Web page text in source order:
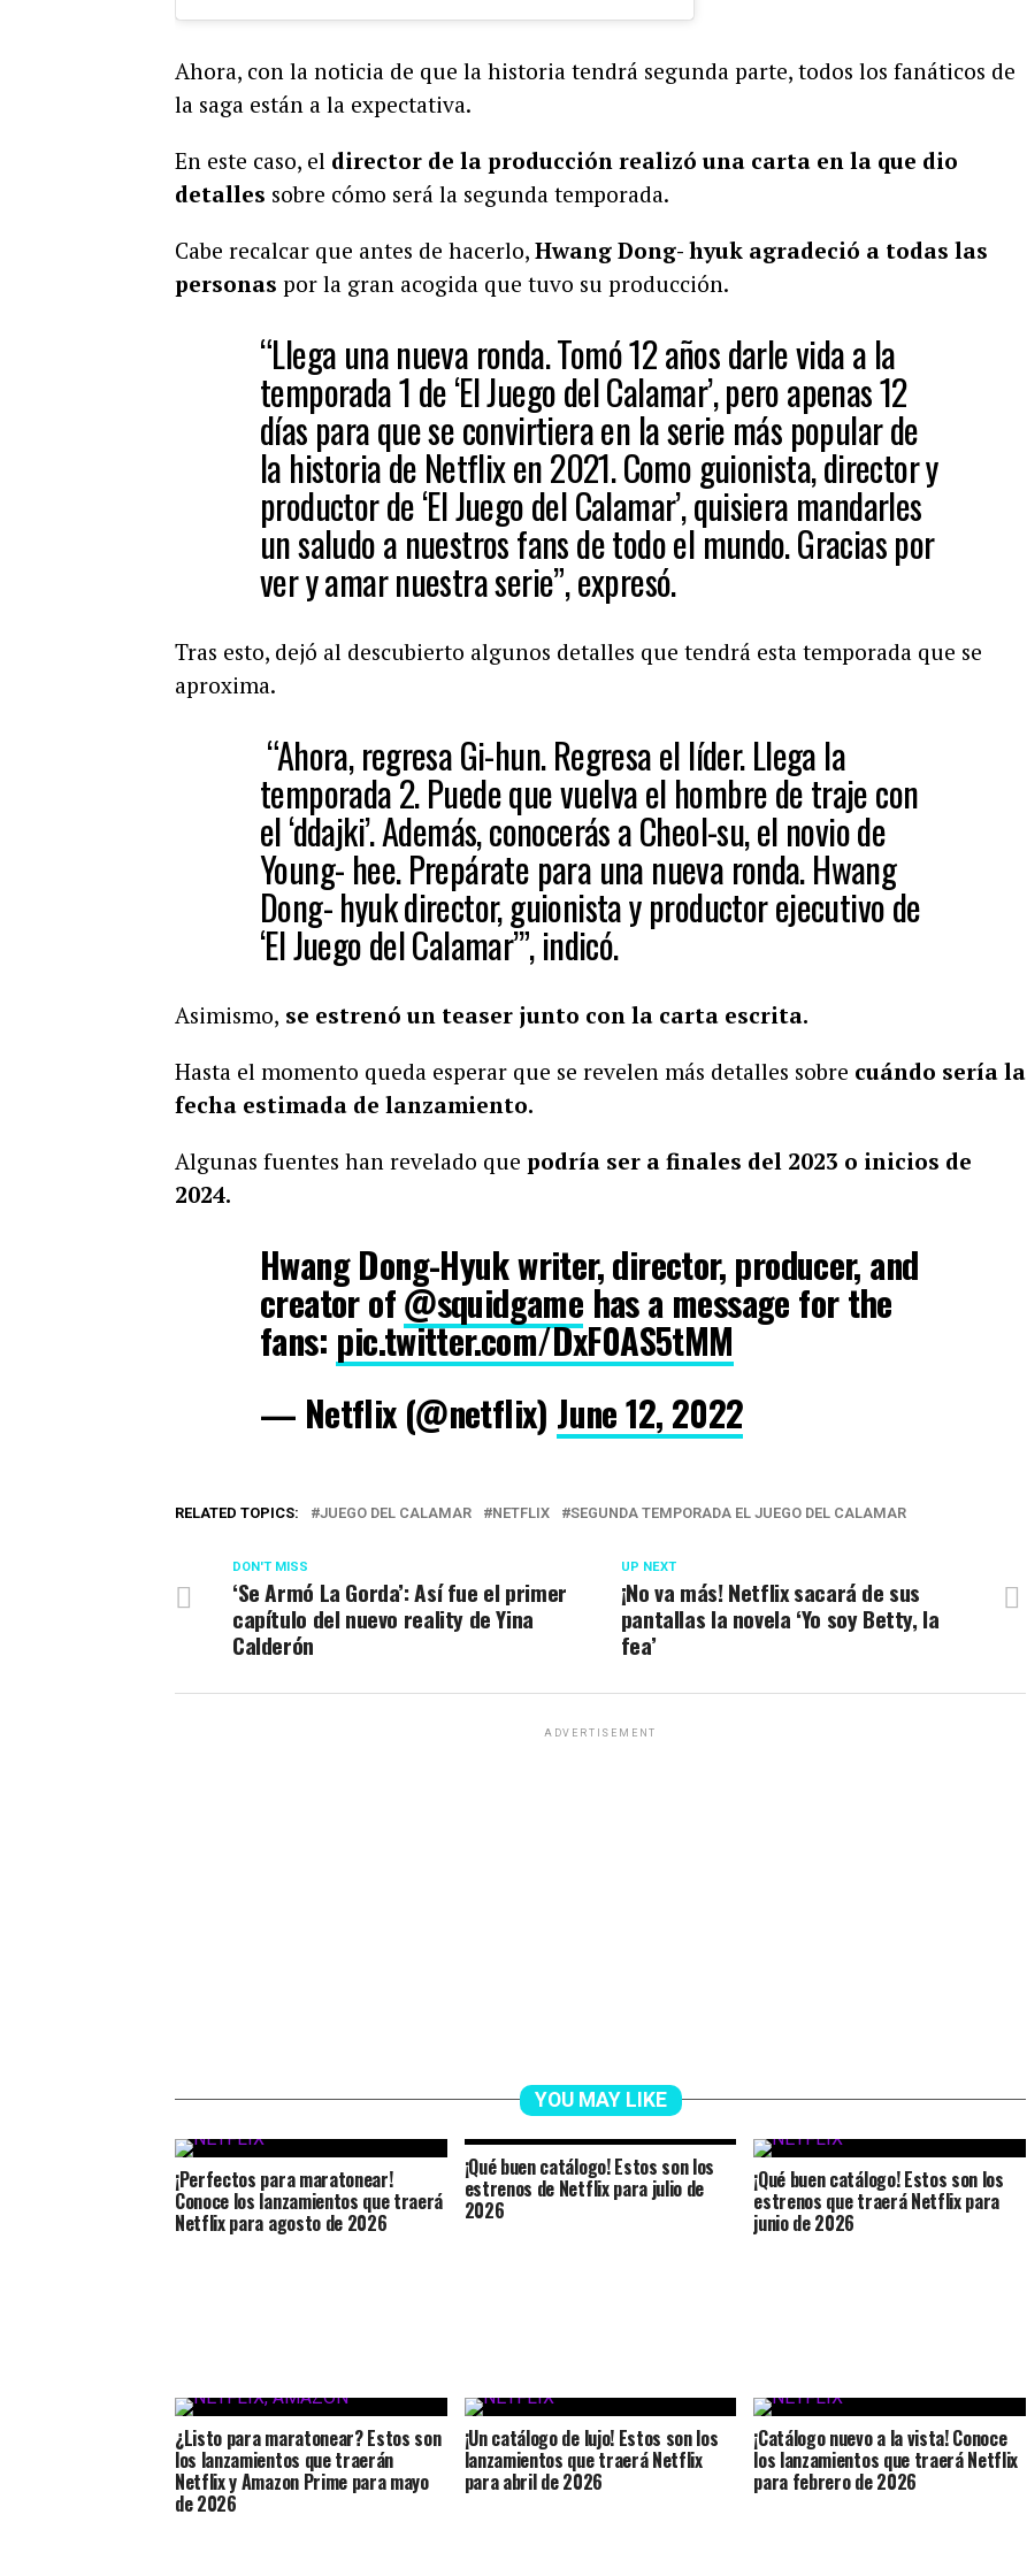
Ahora, con la noticia de que la historia tendrá segunda parte, todos los fanáticos de
la saga están a la expectativa.
En este caso, el director de la producción realizó una carta en la que dio
detalles sobre cómo será la segunda temporada.
Cabe recalcar que antes de hacerlo, Hwang Dong- hyuk agradeció a todas las
personas por la gran acogida que tuvo su producción.
“Llega una nueva ronda. Tomó 12 años darle vida a la
temporada 1 de ‘El Juego del Calamar’, pero apenas 12
días para que se convirtiera en la serie más popular de
la historia de Netflix en 2021. Como guionista, director y
productor de ‘El Juego del Calamar’, quisiera mandarles
un saludo a nuestros fans de todo el mundo. Gracias por
ver y amar nuestra serie”, expresó.
Tras esto, dejó al descubierto algunos detalles que tendrá esta temporada que se
aproxima.
“Ahora, regresa Gi-hun. Regresa el líder. Llega la
temporada 2. Puede que vuelva el hombre de traje con
el ‘ddajki’. Además, conocerás a Cheol-su, el novio de
Young- hee. Prepárate para una nueva ronda. Hwang
Dong- hyuk director, guionista y productor ejecutivo de
‘El Juego del Calamar’”, indicó.
Asimismo, se estrenó un teaser junto con la carta escrita.
Hasta el momento queda esperar que se revelen más detalles sobre cuándo sería la
fecha estimada de lanzamiento.
Algunas fuentes han revelado que podría ser a finales del 2023 o inicios de
2024.
Hwang Dong-Hyuk writer, director, producer, and
creator of@squidgame has a message for the
fans: pic.twitter.com/DxF0AS5tMM
— Netflix (@netflix) June 12, 2022
RELATED TOPICS: JUEGO DEL CALAMAR NETFLIX SEGUNDA TEMPORADA EL JUEGO DEL CALAMAR
UP NEXT
¡No va más! Netflix sacará de sus
pantallas la novela ‘Yo soy Betty, la
fea’
DON'T MISS
‘Se Armó La Gorda’: Así fue el primer
capítulo del nuevo reality de Yina
Calderón
ADVERTISEMENT
YOU MAY LIKE
¡Perfectos para maratonear!
Conoce los lanzamientos que traerá
Netflix para agosto de 2026
¡Qué buen catálogo! Estos son los
estrenos de Netflix para julio de
2026
¡Qué buen catálogo! Estos son los
estrenos que traerá Netflix para
junio de 2026
¿Listo para maratonear? Estos son
los lanzamientos que traerán
Netflix y Amazon Prime para mayo
de 2026
¡Un catálogo de lujo! Estos son los
lanzamientos que traerá Netflix
para abril de 2026
¡Catálogo nuevo a la vista! Conoce
los lanzamientos que traerá Netflix
para febrero de 2026